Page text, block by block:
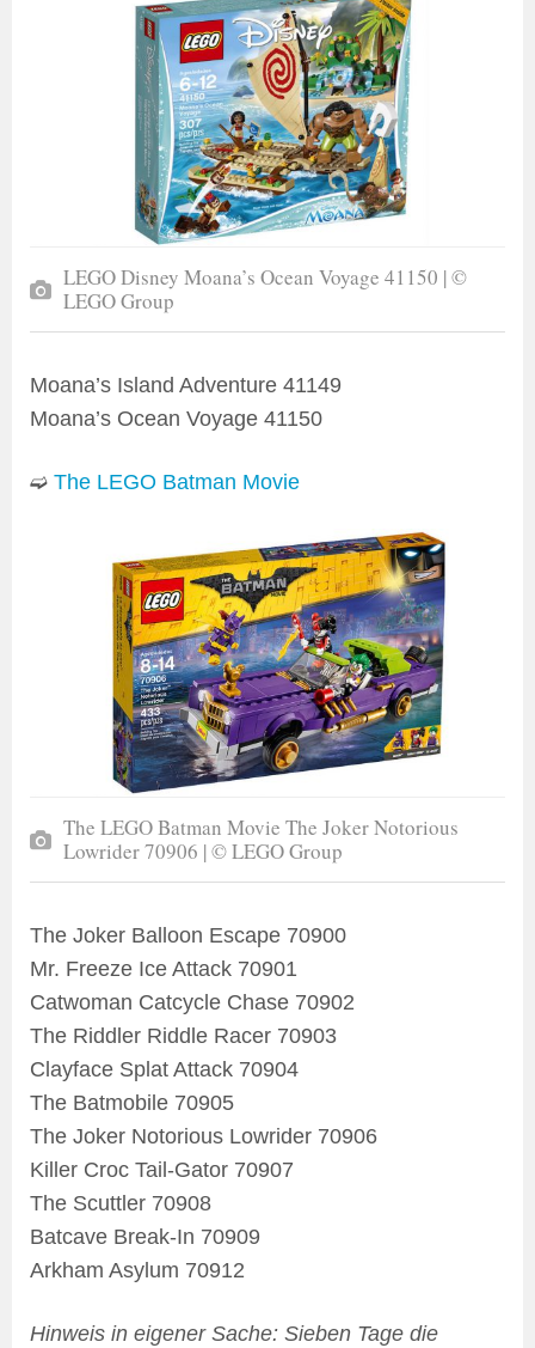
LEGO Disney Moana’s Ocean Voyage 41150 | ©
LEGO Group
Moana’s Island Adventure 41149
Moana’s Ocean Voyage 41150
➫ The LEGO Batman Movie
The LEGO Batman Movie The Joker Notorious
Lowrider 70906 | © LEGO Group
The Joker Balloon Escape 70900
Mr. Freeze Ice Attack 70901
Catwoman Catcycle Chase 70902
The Riddler Riddle Racer 70903
Clayface Splat Attack 70904
The Batmobile 70905
The Joker Notorious Lowrider 70906
Killer Croc Tail-Gator 70907
The Scuttler 70908
Batcave Break-In 70909
Arkham Asylum 70912
Hinweis in eigener Sache: Sieben Tage die